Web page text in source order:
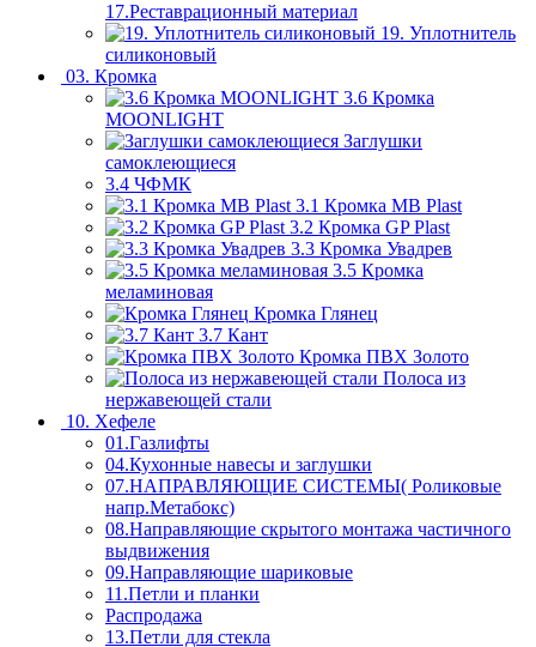
17.Реставрационный материал
19. Уплотнитель
силиконовый
03. Кромка
3.6 Кромка
MOONLIGHT
Заглушки
самоклеющиеся
3.4 ЧФМК
3.1 Кромка MB Plast
3.2 Кромка GP Plast
3.3 Кромка Увадрев
3.5 Кромка
меламиновая
Кромка Глянец
3.7 Кант
Кромка ПВХ Золото
Полоса из
нержавеющей стали
10. Хефеле
01.Газлифты
04.Кухонные навесы и заглушки
07.НАПРАВЛЯЮЩИЕ СИСТЕМЫ( Роликовые
напр.Метабокс)
08.Направляющие скрытого монтажа частичного
выдвижения
09.Направляющие шариковые
11.Петли и планки
Распродажа
13.Петли для стекла